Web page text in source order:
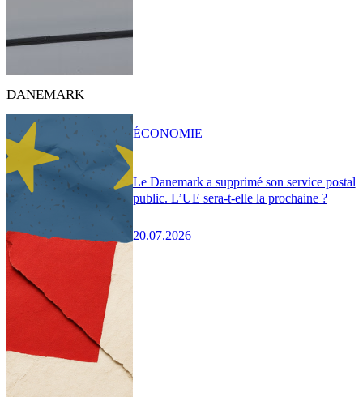
DANEMARK
Le Danemark a supprimé son service postal
public. L’UE sera-t-elle la prochaine ?
20.07.2026
ÉCONOMIE